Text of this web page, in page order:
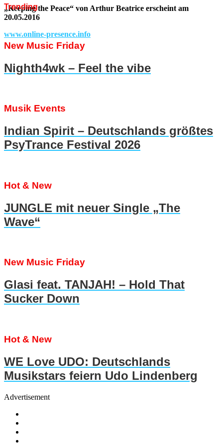
„Keeping the Peace“ von Arthur Beatrice erscheint am
20.05.2016
www.online-presence.info
Trending
New Music Friday
Nighth4wk – Feel the vibe
Musik Events
Indian Spirit – Deutschlands größtes
PsyTrance Festival 2026
Hot & New
JUNGLE mit neuer Single „The
Wave“
New Music Friday
Glasi feat. TANJAH! – Hold That
Sucker Down
Hot & New
WE Love UDO: Deutschlands
Musikstars feiern Udo Lindenberg
Advertisement